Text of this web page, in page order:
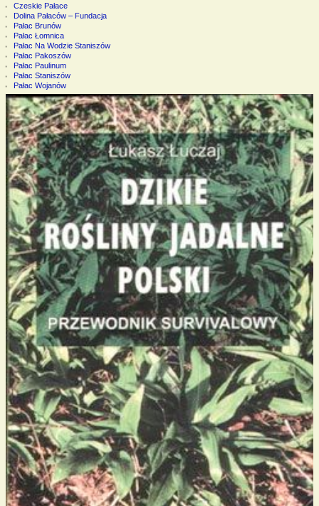
Czeskie Pałace
Dolina Pałaców – Fundacja
Pałac Brunów
Pałac Łomnica
Pałac Na Wodzie Staniszów
Pałac Pakoszów
Pałac Paulinum
Pałac Staniszów
Pałac Wojanów